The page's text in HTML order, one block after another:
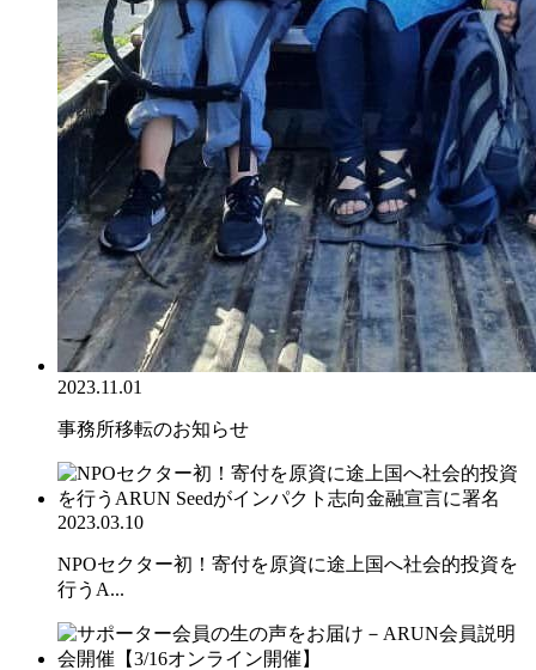
2023.11.01
事務所移転のお知らせ
2023.03.10
NPOセクター初！寄付を原資に途上国へ社会的投資を
行うA...